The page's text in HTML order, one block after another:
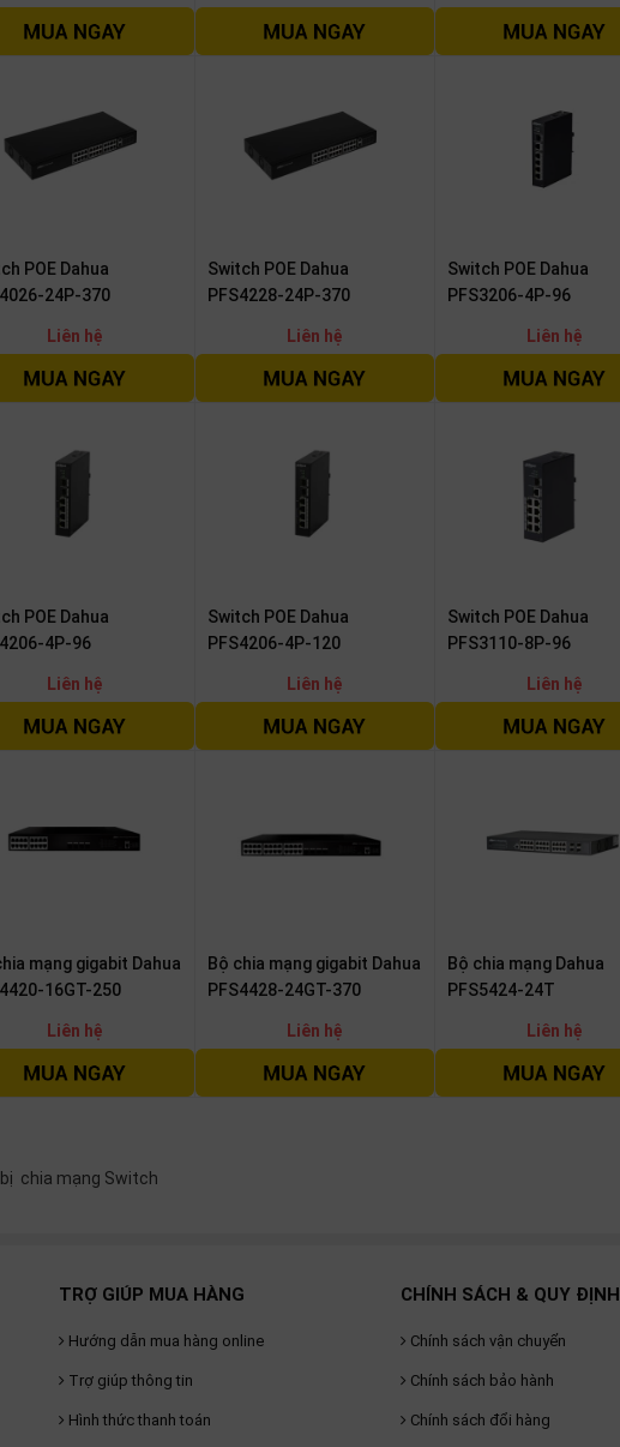
POE Dahua
24P-370
Liên hệ
Switch POE Dahua
PFS4228-24P-370
Liên hệ
Switch POE Dahua
PFS3206-4P-96
Liên hệ
POE Dahua
4P-96
Liên hệ
Switch POE Dahua
PFS4206-4P-120
Liên hệ
Switch POE Dahua
PFS3110-8P-96
Liên hệ
mạng gigabit Dahua
16GT-250
Liên hệ
Bộ chia mạng gigabit Dahua
PFS4428-24GT-370
Liên hệ
Bộ chia mạng Dahua
PFS5424-24T
Liên hệ
chia mạng Switch
TRỢ GIÚP MUA HÀNG
Hướng dẫn mua hàng online
Trợ giúp thông tin
Hình thức thanh toán
CHÍNH SÁCH & QUY ĐỊNH
Chính sách vận chuyển
Chính sách bảo hành
Chính sách đổi hàng